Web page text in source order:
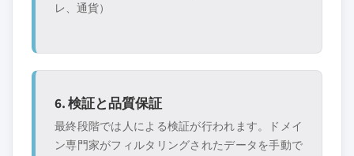
レ、通貨）
6. 検証と品質保証
最終段階では人による検証が行われます。ドメイ
ン専門家がフィルタリングされたデータを手動で